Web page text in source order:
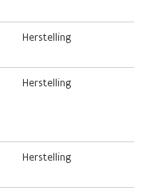
Herstelling
Herstelling
Herstelling